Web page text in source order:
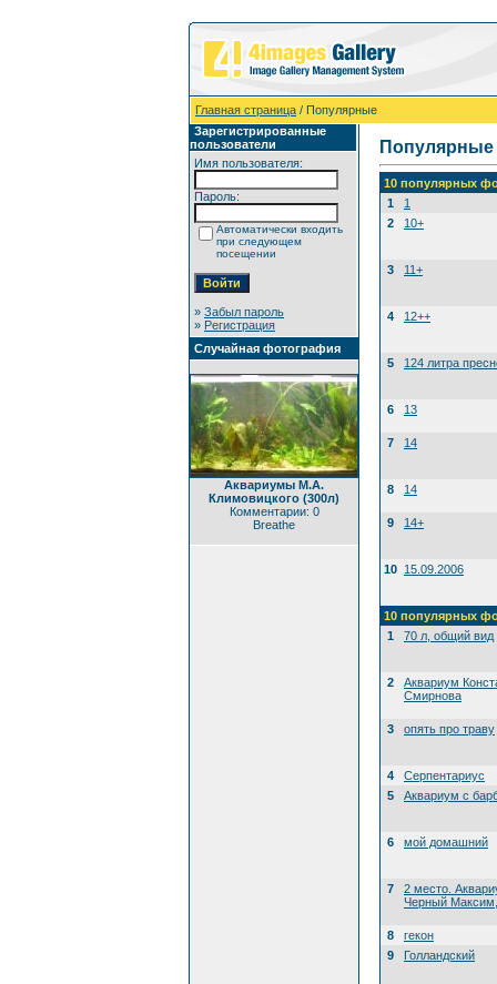
Главная страница / Популярные
Зарегистрированные
пользователи
Имя пользователя:
Пароль:
Автоматически входить
при следующем
посещении
» Забыл пароль
» Регистрация
Случайная фотография
Аквариумы М.А.
Климовицкого (300л)
Комментарии: 0
Breathe
Популярные
10 популярных
1
1
2
10+
3 11+
4 12++
5 124 литра
6 13
7 14
8 14
9 14+
10 15.09.2006
10 популярных
1
70 л, общий вид
2
Аквариум
Смирнова
3 опять про траву
4
Серпентариус
5
Аквариум с
6 мой домашний
7
2 место.
Черный Максим,
8
гекон
9
Голландский